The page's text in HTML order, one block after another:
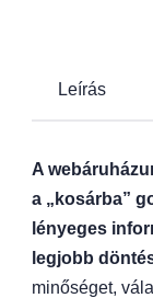
Leírás
A
a „kosárba”
lényeges
legjobb
minőséget,